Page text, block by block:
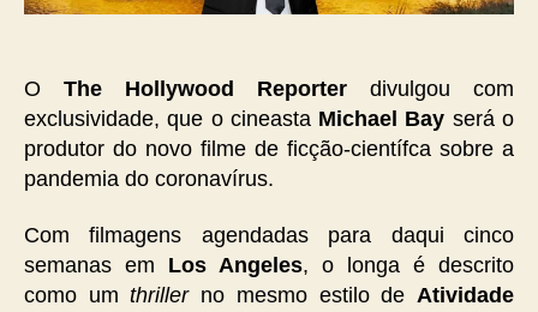
O The Hollywood Reporter divulgou com
exclusividade, que o cineasta Michael Bay será o
produtor do novo filme de ficção-científca sobre a
pandemia do coronavírus.
Com filmagens agendadas para daqui cinco
semanas em Los Angeles, o longa é descrito
como umthrillerno mesmo estilo deAtividade